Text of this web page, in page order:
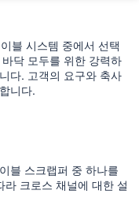
블 시스템 중에서 선택
닥 모두를 위한 강력하
다. 고객의 요구와 축사
니다.
블 스크랩퍼 중 하나를
크로스 채널에 대한 설